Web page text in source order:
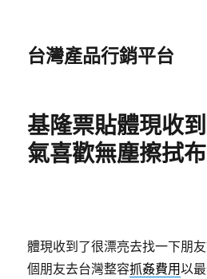
台灣產品行銷平台
基隆票貼體現收
氣喜歡無塵擦拭
體現收到了很漂亮去找一下朋
個朋友去台灣整容抓姦費用以